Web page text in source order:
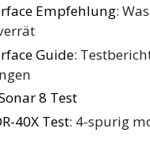
Empfehlung:
Guide:
8 Test
40X Test: 4-spurig